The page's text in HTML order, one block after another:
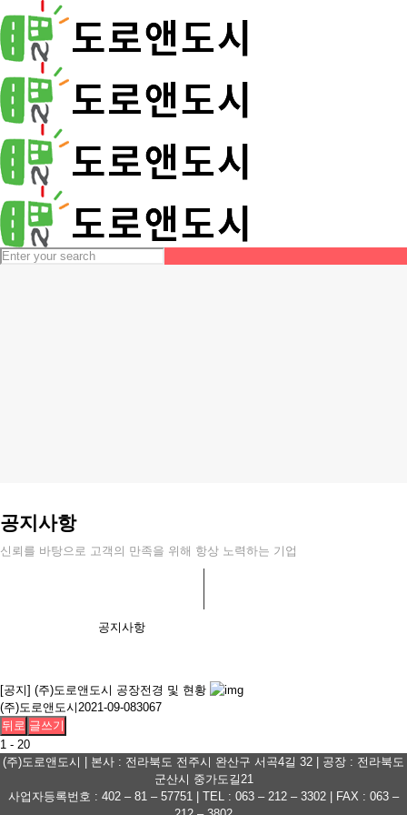
공지사항
신뢰를 바탕으로 고객의 만족을 위해 항상 노력하는 기업
공지사항
[공지] (주)도로앤도시 공장전경 및 현황
(주)도로앤도시2021-09-083067
뒤로 글쓰기
1 - 20
(주)도로앤도시 | 본사 : 전라북도 전주시 완산구 서곡4길 32 | 공장 : 전라북도
군산시 중가도길21
사업자등록번호 : 402 – 81 – 57751 | TEL : 063 – 212 – 3302 | FAX : 063 –